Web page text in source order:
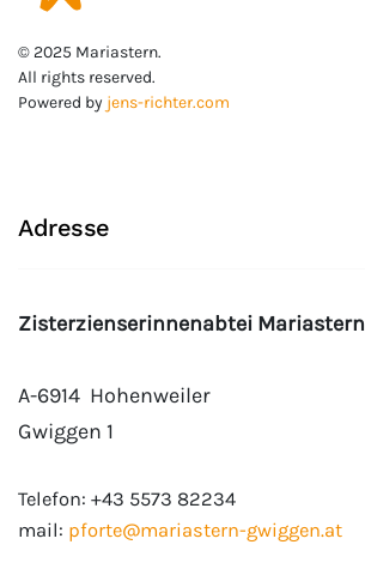
© 2025 Mariastern.
All rights reserved.
Powered by jens-richter.com
Adresse
Zisterzienserinnenabtei Mariastern
A-6914 Hohenweiler
Gwiggen 1
Telefon: +43 5573 82234
mail: pforte@mariastern-gwiggen.at